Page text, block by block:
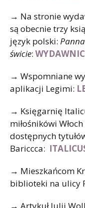
→ Na stronie
są obecnie trzy
język polski:
świcie:
→ Wspomniane
aplikacji Legimi:
→ Księgarnię
miłośnikówi
dostępnych
Bariccca:
→ Mieszkańcom
biblioteki na ulicy
→ Artykuł Julii